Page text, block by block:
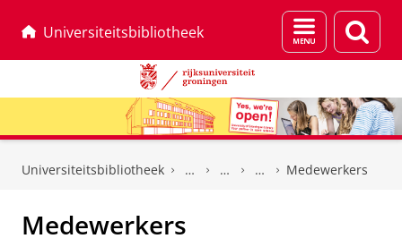
Universiteitsbibliotheek
Menu
en
Universiteitsbibliotheek Medewerkers
Medewerkers